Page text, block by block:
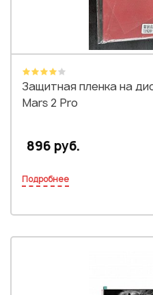
Защитная пленка на
Mars 2 Pro
896 руб.
Подробнее